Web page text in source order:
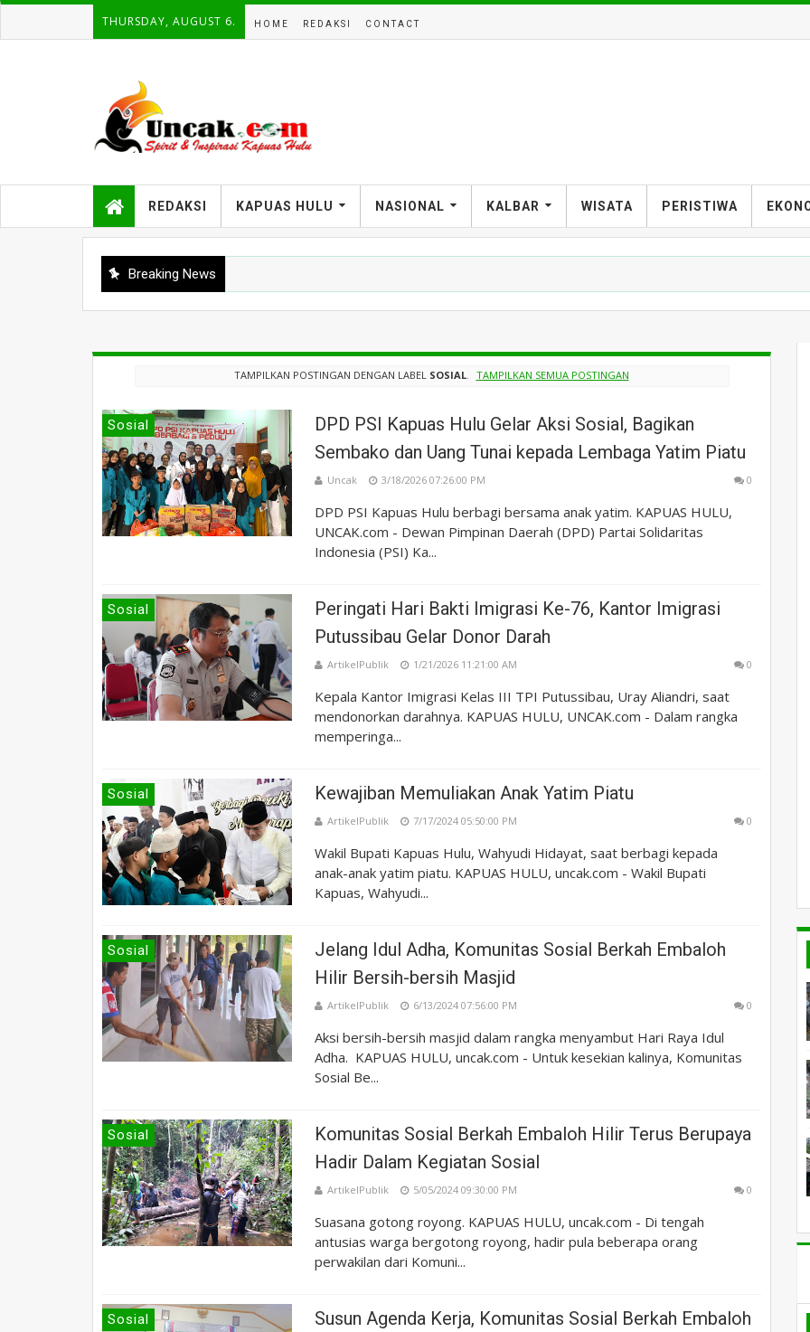
THURSDAY, AUGUST 6. HOME REDAKSI CONTACT
REDAKSI KAPUAS HULU NASIONAL KALBAR WISATA PERISTIWA
Breaking News
TAMPILKAN POSTINGAN DENGAN LABEL SOSIAL. TAMPILKAN SEMUA POSTINGAN
Sosial
DPD PSI Kapuas Hulu Gelar Aksi Sosial, Bagikan
Sembako dan Uang Tunai kepada Lembaga Yatim Piatu
Uncak 3/18/2026 07:26:00 PM 0
DPD PSI Kapuas Hulu berbagi bersama anak yatim. KAPUAS HULU,
UNCAK.com - Dewan Pimpinan Daerah (DPD) Partai Solidaritas
Indonesia (PSI) Ka...
Sosial
Peringati Hari Bakti Imigrasi Ke-76, Kantor Imigrasi
Putussibau Gelar Donor Darah
ArtikelPublik 1/21/2026 11:21:00 AM 0
Kepala Kantor Imigrasi Kelas III TPI Putussibau, Uray Aliandri, saat
mendonorkan darahnya. KAPUAS HULU, UNCAK.com - Dalam rangka
memperinga...
Sosial Kewajiban Memuliakan Anak Yatim Piatu
ArtikelPublik 7/17/2024 05:50:00 PM 0
Wakil Bupati Kapuas Hulu, Wahyudi Hidayat, saat berbagi kepada
anak-anak yatim piatu. KAPUAS HULU, uncak.com - Wakil Bupati
Kapuas, Wahyudi...
Sosial
Jelang Idul Adha, Komunitas Sosial Berkah Embaloh
Hilir Bersih-bersih Masjid
ArtikelPublik 6/13/2024 07:56:00 PM 0
Aksi bersih-bersih masjid dalam rangka menyambut Hari Raya Idul
Adha. KAPUAS HULU, uncak.com - Untuk kesekian kalinya, Komunitas
Sosial Be...
Sosial
Komunitas Sosial Berkah Embaloh Hilir Terus Berupaya
Hadir Dalam Kegiatan Sosial
ArtikelPublik 5/05/2024 09:30:00 PM 0
Suasana gotong royong. KAPUAS HULU, uncak.com - Di tengah
antusias warga bergotong royong, hadir pula beberapa orang
perwakilan dari Komuni...
Sosial
Susun Agenda Kerja, Komunitas Sosial Berkah Embaloh